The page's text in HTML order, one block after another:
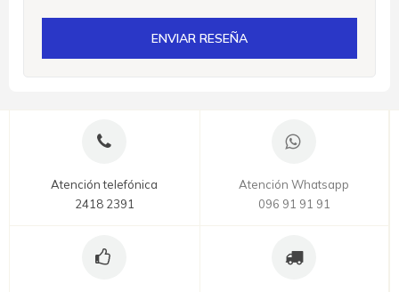
ENVIAR RESEÑA
Atención telefónica
2418 2391
Atención Whatsapp
096 91 91 91